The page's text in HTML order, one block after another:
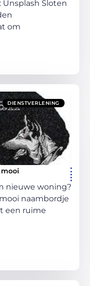
Sloten
om
DIENSTVERLENING
nieuwe woning?
naambordje
een ruime